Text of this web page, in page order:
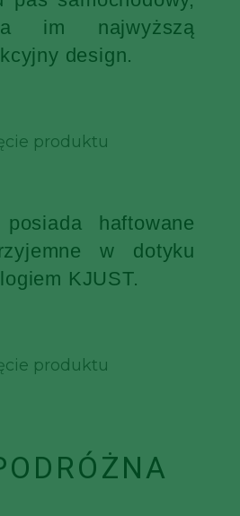
im najwyższą
design.
haftowane
w dotyku
KJUST.